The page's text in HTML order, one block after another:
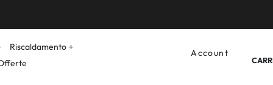
Riscaldamento
Account